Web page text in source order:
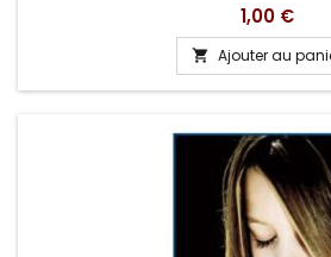
Prix
1,00 €
 Ajouter au